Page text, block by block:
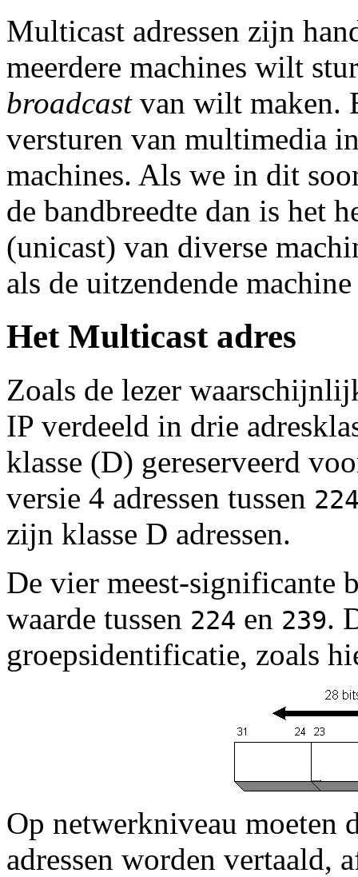
Multicast adressen zijn
meerdere machines wilt
broadcastvan wilt maken.
versturen van multimedia
machines. Als we in dit
de bandbreedte dan is het
(unicast) van diverse
als de uitzendende
Het Multicast adres
Zoals de lezer
IP verdeeld in drie
klasse (D) gereserveerd
versie 4 adressen tussen
zijn klasse D adressen.
De vier meest-significante
waarde tussen 224 en 239.
groepsidentificatie, zoals
Op netwerkniveau moeten
adressen worden vertaald,